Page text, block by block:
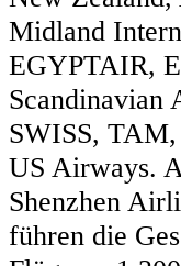
Midland
EGYPTAIR,
Scandinavian
SWISS,
US Airways.
Shenzhen
führen die